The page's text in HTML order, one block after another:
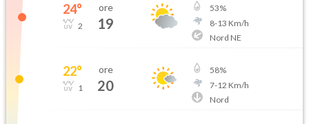
24°
2
ore
19
53%
8-13 Km/h
Nord NE
22°
1
ore
20
58%
7-12 Km/h
Nord